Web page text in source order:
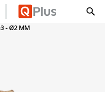
Ø3 - Ø2 MM
- Ø2 MM